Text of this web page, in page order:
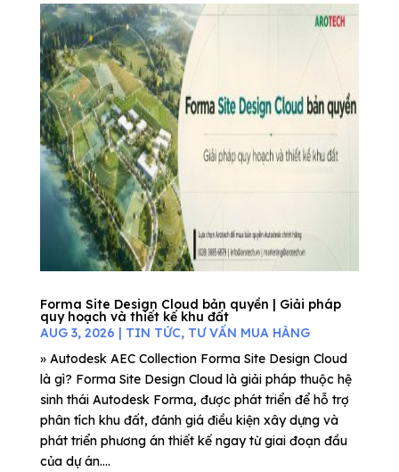
Forma Site Design Cloud bản quyền | Giải pháp
quy hoạch và thiết kế khu đất
AUG 3, 2026 | TIN TỨC, TƯ VẤN MUA HÀNG
» Autodesk AEC Collection Forma Site Design Cloud
là gì? Forma Site Design Cloud là giải pháp thuộc hệ
sinh thái Autodesk Forma, được phát triển để hỗ trợ
phân tích khu đất, đánh giá điều kiện xây dựng và
phát triển phương án thiết kế ngay từ giai đoạn đầu
của dự án....